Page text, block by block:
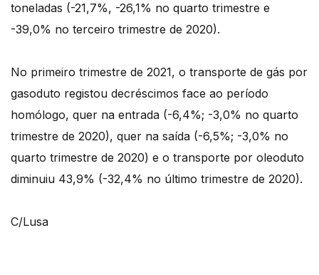
toneladas (-21,7%, -26,1% no quarto trimestre e
-39,0% no terceiro trimestre de 2020).
No primeiro trimestre de 2021, o transporte de gás por
gasoduto registou decréscimos face ao período
homólogo, quer na entrada (-6,4%; -3,0% no quarto
trimestre de 2020), quer na saída (-6,5%; -3,0% no
quarto trimestre de 2020) e o transporte por oleoduto
diminuiu 43,9% (-32,4% no último trimestre de 2020).
C/Lusa